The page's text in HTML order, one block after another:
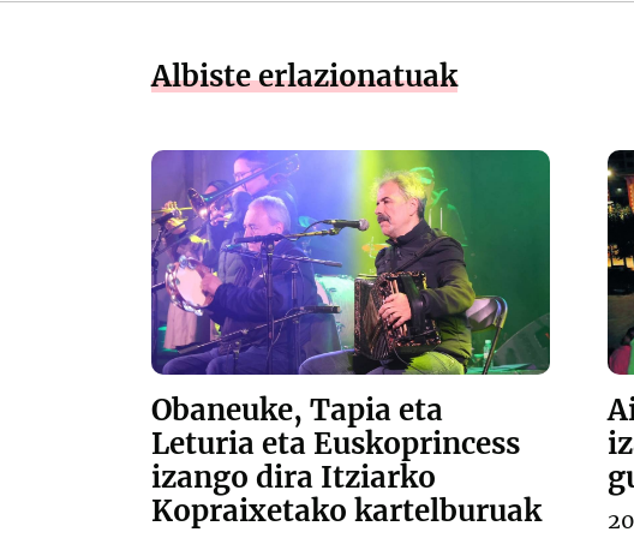
Albiste erlazionatuak
Obaneuke, Tapia eta
Leturia eta Euskoprincess
izango dira Itziarko
Kopraixetako kartelburuak